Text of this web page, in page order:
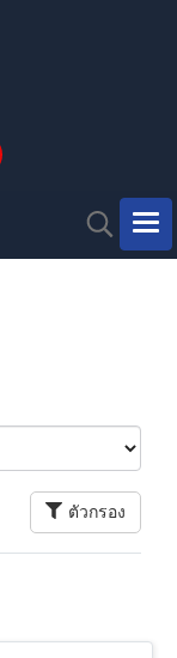
ตัวกรอง